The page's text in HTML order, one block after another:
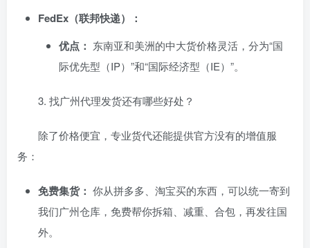
FedEx（联邦快递）：
优点： 东南亚和美洲的中大货价格灵活，分为“国
际优先型（IP）”和“国际经济型（IE）”。
​3. 找广州代理发货还有哪些好处？
​除了价格便宜，专业货代还能提供官方没有的增值服
务：
免费集货： 你从拼多多、淘宝买的东西，可以统一寄到
我们广州仓库，免费帮你拆箱、减重、合包，再发往国
外。